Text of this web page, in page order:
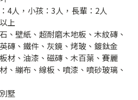
4人，小孩：3人，長輩：2人
上
、壁紙、超耐磨木地板、木紋磚、
磚、鐵件、灰鏡、烤玻、鍍鈦金
材、油漆、磁磚、木百葉、賽麗
、繃布、線板、噴漆、噴砂玻璃、
墅